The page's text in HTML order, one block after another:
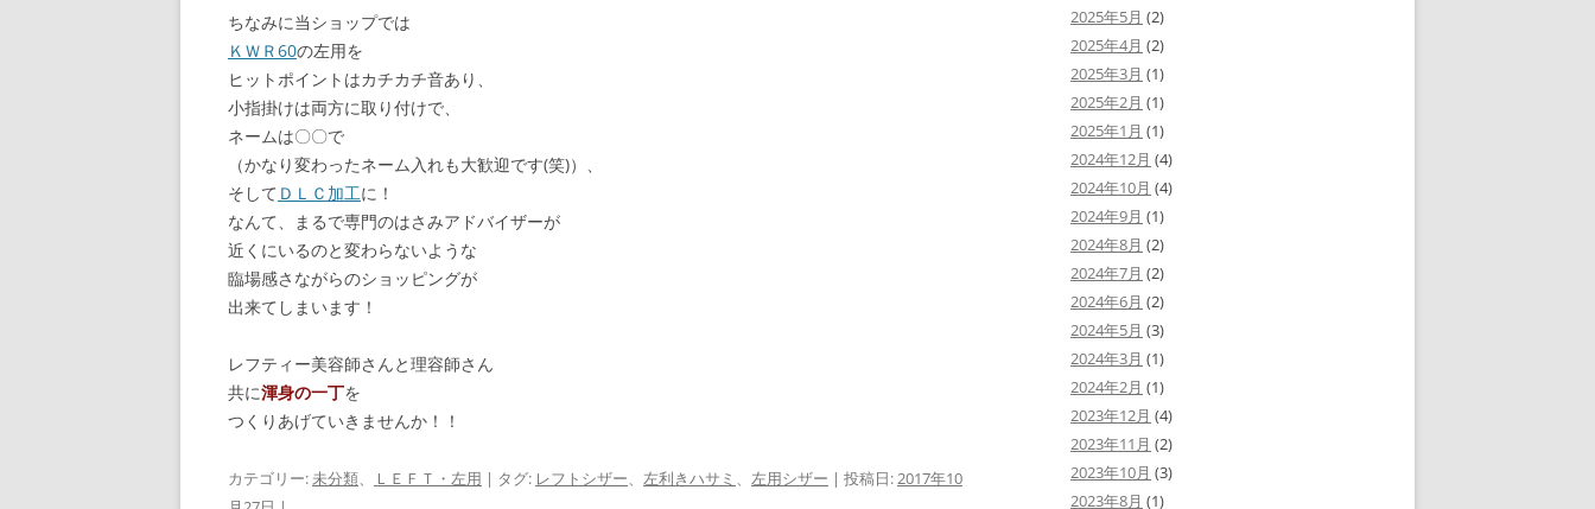
ちなみに当ショップでは
ＫＷＲ60の左用を
ヒットポイントはカチカチ音あり、
小指掛けは両方に取り付けで、
ネームは〇〇で
（かなり変わったネーム入れも大歓迎です(笑)）、
そして ＤＬＣ加工に！
なんて、まるで専門のはさみアドバイザーが
近くにいるのと変わらないような
臨場感さながらのショッピングが
出来てしまいます！
レフティー美容師さんと理容師さん
共に渾身の一丁を
つくりあげていきませんか！！
カテゴリー:未分類、 ＬＥＦＴ・左用 | タグ: レフトシザー、 左利きハサミ 、 左用シザー | 投稿日:2017年10
2025年5月 (2)
2025年4月 (2)
2025年3月 (1)
2025年2月 (1)
2025年1月 (1)
2024年12月 (4)
2024年10月 (4)
2024年9月 (1)
2024年8月 (2)
2024年7月 (2)
2024年6月 (2)
2024年5月 (3)
2024年3月 (1)
2024年2月 (1)
2023年12月 (4)
2023年11月 (2)
2023年10月 (3)
2023年8月 (1)